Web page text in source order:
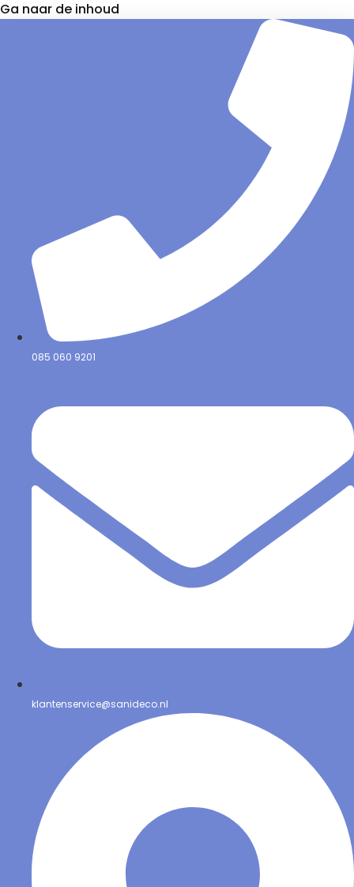
Ga naar de inhoud
085 060 9201
klantenservice@sanideco.nl